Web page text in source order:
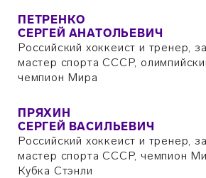
ПЕТРЕНКО
СЕРГЕЙ АНАТОЛЬЕВИЧ
Российский хоккеист и тренер,
мастер спорта СССР,
чемпион Мира
ПРЯХИН
СЕРГЕЙ ВАСИЛЬЕВИЧ
Российский хоккеист и тренер,
мастер спорта СССР, чемпион
Кубка Стэнли